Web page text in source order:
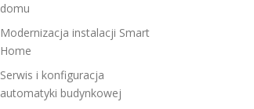
domu
Modernizacja instalacji Smart
Home
Serwis i konfiguracja
automatyki budynkowej